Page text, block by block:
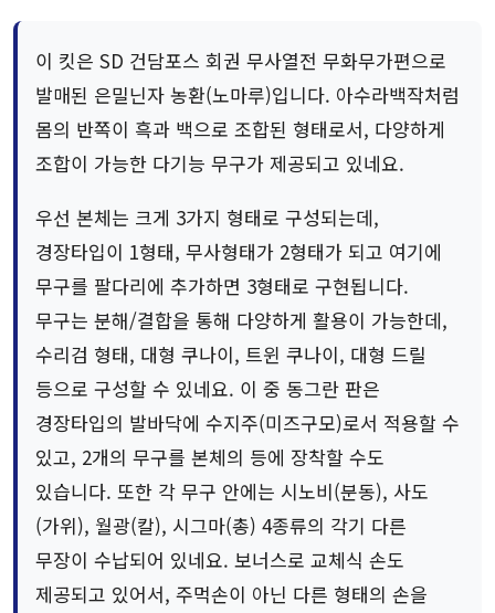
이 킷은 SD 건담포스 회권 무사열전 무화무가편으로
발매된 은밀닌자 농환(노마루)입니다. 아수라백작처럼
몸의 반쪽이 흑과 백으로 조합된 형태로서, 다양하게
조합이 가능한 다기능 무구가 제공되고 있네요.
우선 본체는 크게 3가지 형태로 구성되는데,
경장타입이 1형태, 무사형태가 2형태가 되고 여기에
무구를 팔다리에 추가하면 3형태로 구현됩니다.
무구는 분해/결합을 통해 다양하게 활용이 가능한데,
수리검 형태, 대형 쿠나이, 트윈 쿠나이, 대형 드릴
등으로 구성할 수 있네요. 이 중 동그란 판은
경장타입의 발바닥에 수지주(미즈구모)로서 적용할 수
있고, 2개의 무구를 본체의 등에 장착할 수도
있습니다. 또한 각 무구 안에는 시노비(분동), 사도
(가위), 월광(칼), 시그마(총) 4종류의 각기 다른
무장이 수납되어 있네요. 보너스로 교체식 손도
제공되고 있어서, 주먹손이 아닌 다른 형태의 손을